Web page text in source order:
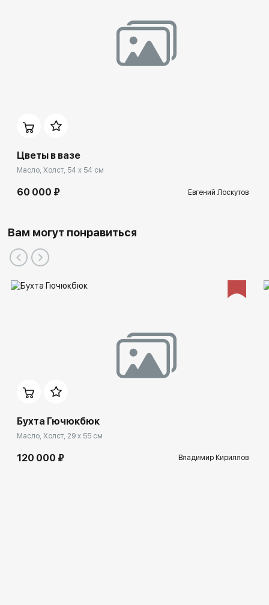
Цветы в вазе
Масло, Холст, 54 x 54 см
60 000 ₽ Евгений Лоскутов
Вам могут понравиться
Бухта Гючюкбюк
Масло, Холст, 29 x 55 см
120 000 ₽ Владимир Кириллов